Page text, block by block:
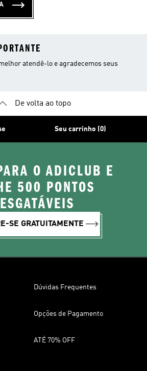
atendê-lo e agradecemos seus
De volta ao topo
Seu carrinho (0)
O ADICLUB E
500 PONTOS
SE GRATUITAMENTE
Dúvidas Frequentes
Opções de Pagamento
ATÉ 70% OFF